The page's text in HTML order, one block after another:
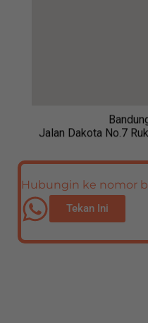
Jalan Dakota No.7
Hubungin ke nomor
Tekan Ini